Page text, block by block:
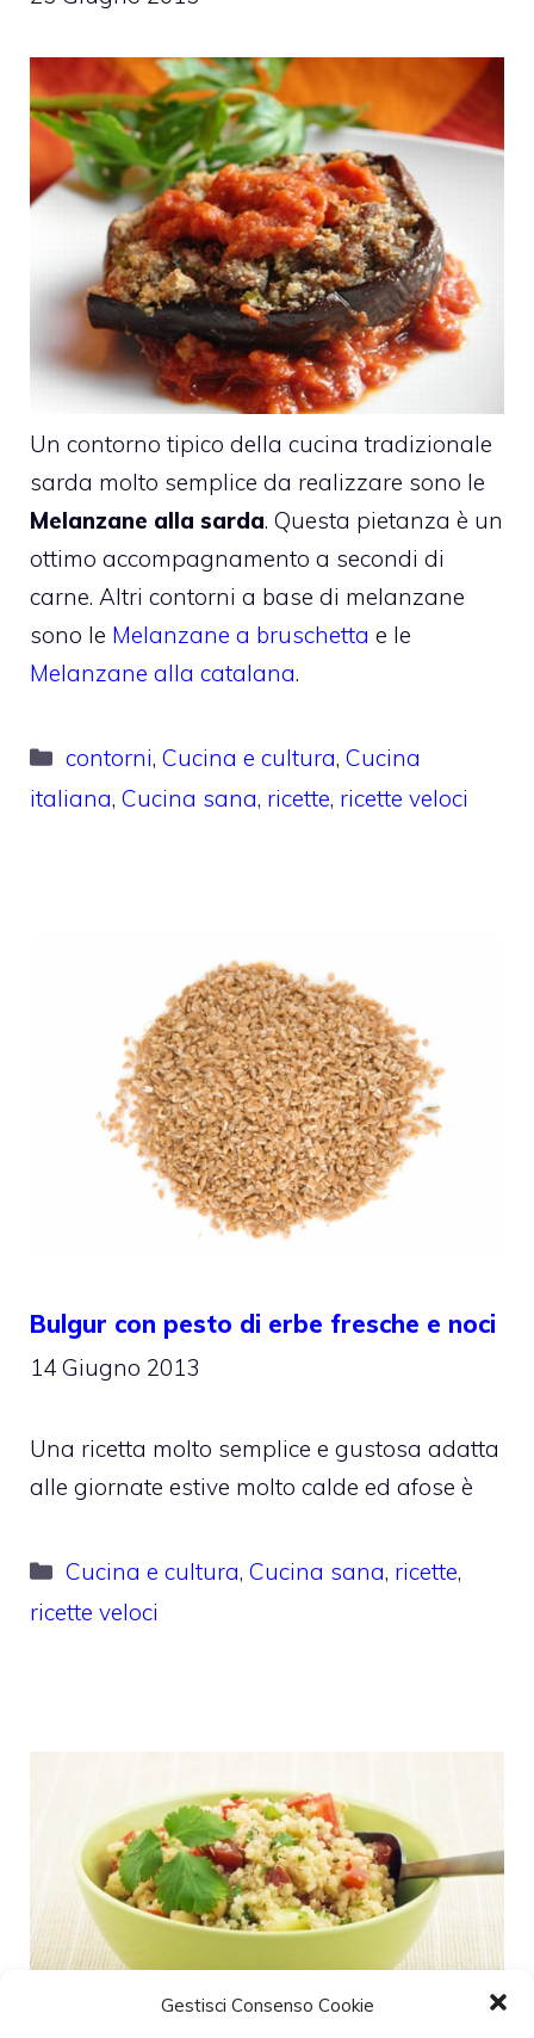
Gestisci Consenso Cookie
Un contorno tipico della cucina tradizionale
sarda molto semplice da realizzare sono le
Melanzane alla sarda. Questa pietanza è un
ottimo accompagnamento a secondi di
carne. Altri contorni a base di melanzane
sono le Melanzane a bruschetta e le
Melanzane alla catalana.
Categorie
contorni,Cucina e cultura,Cucina
italiana, Cucina sana, ricette, ricette veloci
Bulgur con pesto di erbe fresche e noci
14 Giugno 2013
Una ricetta molto semplice e gustosa adatta
alle giornate estive molto calde ed afose è
Categorie
Cucina e cultura,Cucina sana, ricette,
ricette veloci